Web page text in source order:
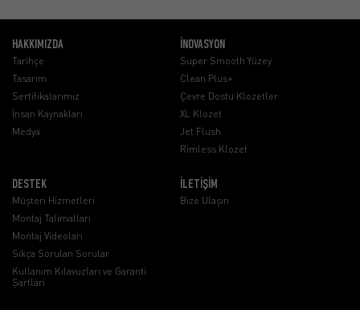
HAKKIMIZDA
Tarihçe
Tasarım
Sertifikalarımız
İnsan Kaynakları
Medya
İNOVASYON
Super Smooth Yüzey
Clean Plus+
Çevre Dostu Klozetler
XL Klozet
Jet Flush
Rimless Klozet
DESTEK
Müşteri Hizmetleri
Montaj Talimatları
Montaj Videoları
Sıkça Sorulan Sorular
Kullanım Kılavuzları ve Garanti
Şartları
İLETİŞİM
Bize Ulaşın